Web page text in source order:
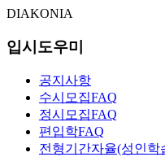
DIAKONIA
입시도우미
공지사항
수시모집FAQ
정시모집FAQ
편입학FAQ
전형기간자율(성인학